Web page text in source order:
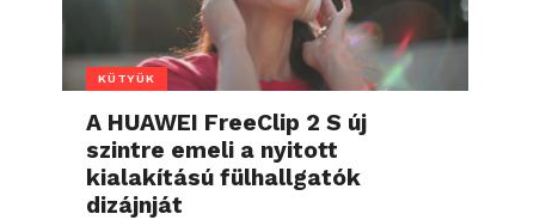
KÜTYÜK
A HUAWEI FreeClip 2 S új
szintre emeli a nyitott
kialakítású fülhallgatók
dizájnját